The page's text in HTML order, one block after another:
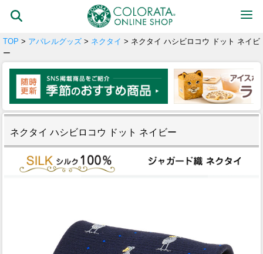
TOP > アパレルグッズ > ネクタイ > ネクタイ ハシビロコウ ドット ネイビ
ー
ネクタイ ハシビロコウ ドット ネイビー